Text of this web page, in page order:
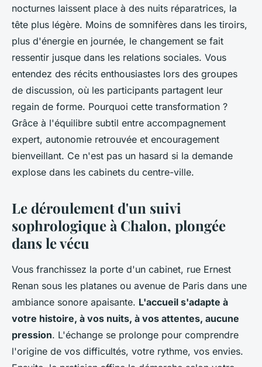
nocturnes laissent place à des nuits réparatrices, la
tête plus légère. Moins de somnifères dans les tiroirs,
plus d'énergie en journée, le changement se fait
ressentir jusque dans les relations sociales. Vous
entendez des récits enthousiastes lors des groupes
de discussion, où les participants partagent leur
regain de forme. Pourquoi cette transformation ?
Grâce à l'équilibre subtil entre accompagnement
expert, autonomie retrouvée et encouragement
bienveillant. Ce n'est pas un hasard si la demande
explose dans les cabinets du centre-ville.
Le déroulement d'un suivi
sophrologique à Chalon, plongée
dans le vécu
Vous franchissez la porte d'un cabinet, rue Ernest
Renan sous les platanes ou avenue de Paris dans une
ambiance sonore apaisante. L'accueil s'adapte à
votre histoire, à vos nuits, à vos attentes, aucune
pression. L'échange se prolonge pour comprendre
l'origine de vos difficultés, votre rythme, vos envies.